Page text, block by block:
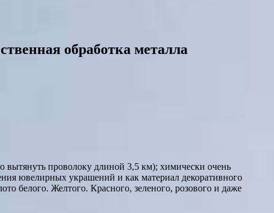
обработка металла
вытянуть проволоку длиной 3,5 км); химически очень
ювелирных украшений и как материал декоративного
белого. Желтого. Красного, зеленого, розового и даже